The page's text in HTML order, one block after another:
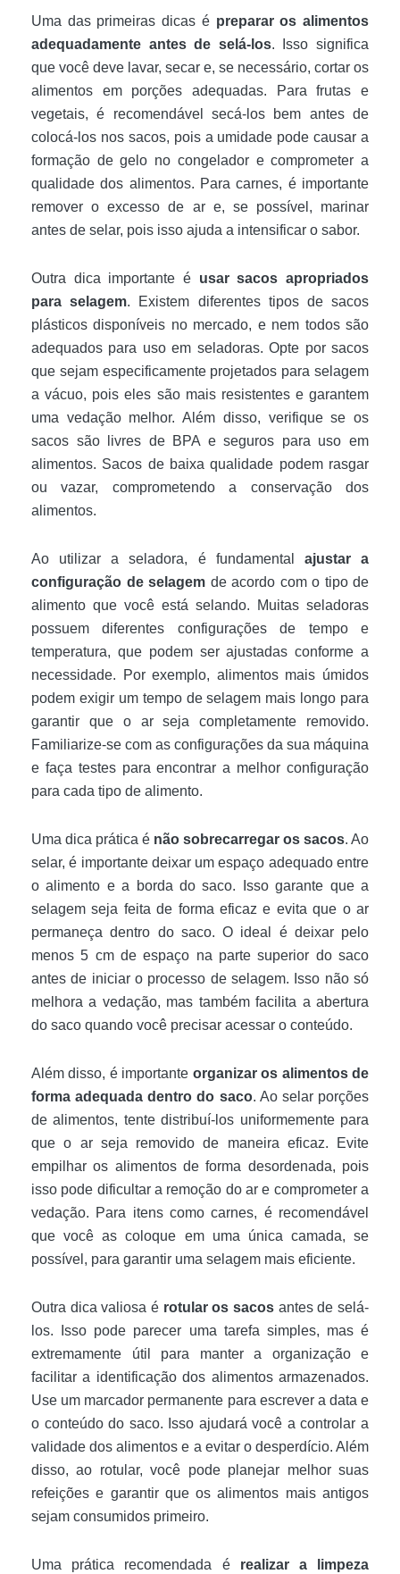
Uma das primeiras dicas é preparar os alimentos
adequadamente antes de selá-los. Isso significa
que você deve lavar, secar e, se necessário, cortar os
alimentos em porções adequadas. Para frutas e
vegetais, é recomendável secá-los bem antes de
colocá-los nos sacos, pois a umidade pode causar a
formação de gelo no congelador e comprometer a
qualidade dos alimentos. Para carnes, é importante
remover o excesso de ar e, se possível, marinar
antes de selar, pois isso ajuda a intensificar o sabor.
Outra dica importante é usar sacos apropriados
para selagem. Existem diferentes tipos de sacos
plásticos disponíveis no mercado, e nem todos são
adequados para uso em seladoras. Opte por sacos
que sejam especificamente projetados para selagem
a vácuo, pois eles são mais resistentes e garantem
uma vedação melhor. Além disso, verifique se os
sacos são livres de BPA e seguros para uso em
alimentos. Sacos de baixa qualidade podem rasgar
ou vazar, comprometendo a conservação dos
alimentos.
Ao utilizar a seladora, é fundamental ajustar a
configuração de selagem de acordo com o tipo de
alimento que você está selando. Muitas seladoras
possuem diferentes configurações de tempo e
temperatura, que podem ser ajustadas conforme a
necessidade. Por exemplo, alimentos mais úmidos
podem exigir um tempo de selagem mais longo para
garantir que o ar seja completamente removido.
Familiarize-se com as configurações da sua máquina
e faça testes para encontrar a melhor configuração
para cada tipo de alimento.
Uma dica prática é não sobrecarregar os sacos. Ao
selar, é importante deixar um espaço adequado entre
o alimento e a borda do saco. Isso garante que a
selagem seja feita de forma eficaz e evita que o ar
permaneça dentro do saco. O ideal é deixar pelo
menos 5 cm de espaço na parte superior do saco
antes de iniciar o processo de selagem. Isso não só
melhora a vedação, mas também facilita a abertura
do saco quando você precisar acessar o conteúdo.
Além disso, é importante organizar os alimentos de
forma adequada dentro do saco. Ao selar porções
de alimentos, tente distribuí-los uniformemente para
que o ar seja removido de maneira eficaz. Evite
empilhar os alimentos de forma desordenada, pois
isso pode dificultar a remoção do ar e comprometer a
vedação. Para itens como carnes, é recomendável
que você as coloque em uma única camada, se
possível, para garantir uma selagem mais eficiente.
Outra dica valiosa é rotular os sacos antes de selá-
los. Isso pode parecer uma tarefa simples, mas é
extremamente útil para manter a organização e
facilitar a identificação dos alimentos armazenados.
Use um marcador permanente para escrever a data e
o conteúdo do saco. Isso ajudará você a controlar a
validade dos alimentos e a evitar o desperdício. Além
disso, ao rotular, você pode planejar melhor suas
refeições e garantir que os alimentos mais antigos
sejam consumidos primeiro.
Uma prática recomendada é realizar a limpeza